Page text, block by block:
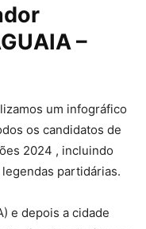
–
um infográfico
os candidatos de
2024 , incluindo
partidárias.
e depois a cidade